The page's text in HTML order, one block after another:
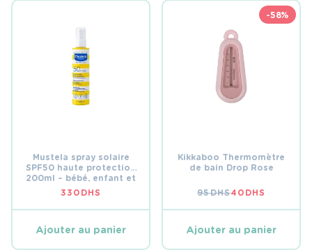
Mustela spray solaire
SPF50 haute protection
200ml – bébé, enfant et
famille
330 DHS
Ajouter au panier
-58%
Kikkaboo Thermomètre
de bain Drop Rose
95DHSLE
PRIX
ÉTAIT :
40 DHS
LE
PRIX
EST :
Ajouter au panier